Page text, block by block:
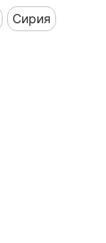
Сирия